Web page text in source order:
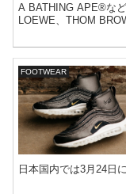
A BATHING APE®な
LOEWE、THOM
FOOTWEAR
日本国内では3月24日